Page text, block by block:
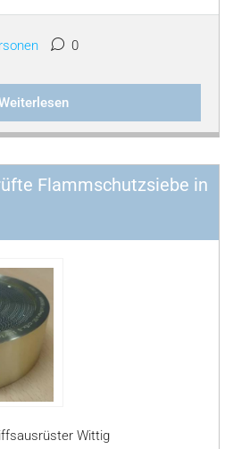
0
Flammschutzsiebe in
Wittig